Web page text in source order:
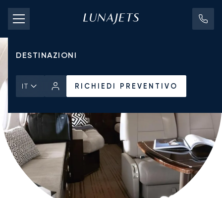
TARIFFE DI NOLEGGIO
JET PRIVATI
DESTINAZIONI
IT RICHIEDI PREVENTIVO